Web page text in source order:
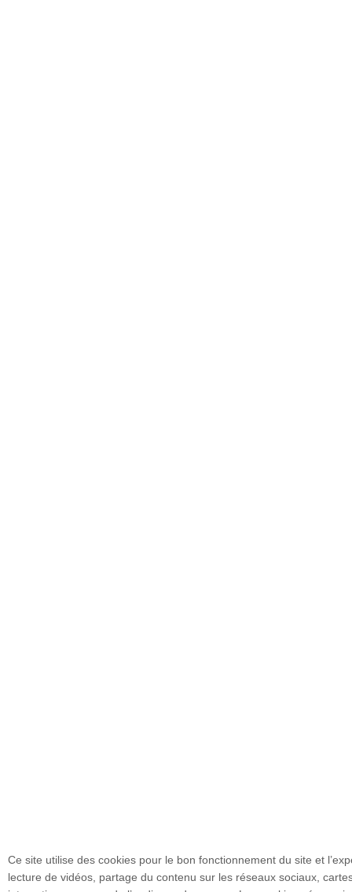
Ce site utilise des cookies pour le bon fonctionnement du site et
lecture de vidéos, partage du contenu sur les réseaux sociaux,